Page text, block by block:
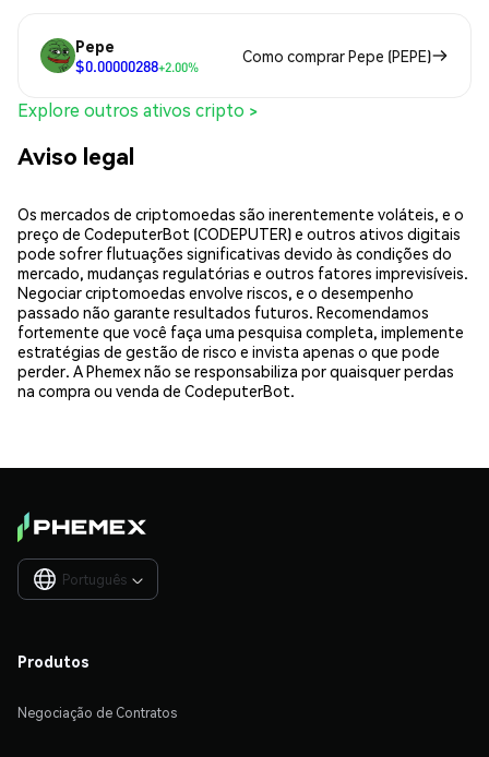
Pepe
$0.00000288+2.00%
Como comprar Pepe (PEPE)
Explore outros ativos cripto >
Aviso legal
Os mercados de criptomoedas são inerentemente voláteis, e o
preço de CodeputerBot (CODEPUTER) e outros ativos digitais
pode sofrer flutuações significativas devido às condições do
mercado, mudanças regulatórias e outros fatores imprevisíveis.
Negociar criptomoedas envolve riscos, e o desempenho
passado não garante resultados futuros. Recomendamos
fortemente que você faça uma pesquisa completa, implemente
estratégias de gestão de risco e invista apenas o que pode
perder. A Phemex não se responsabiliza por quaisquer perdas
na compra ou venda de CodeputerBot.
Português 
Produtos
Negociação de Contratos